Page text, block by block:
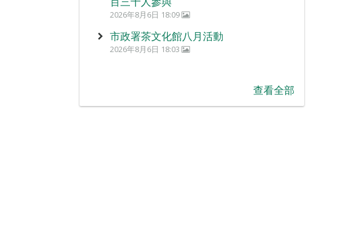
2026年8月6日 18:09
市政署茶文化館八月活動
2026年8月6日 18:03
查看全部